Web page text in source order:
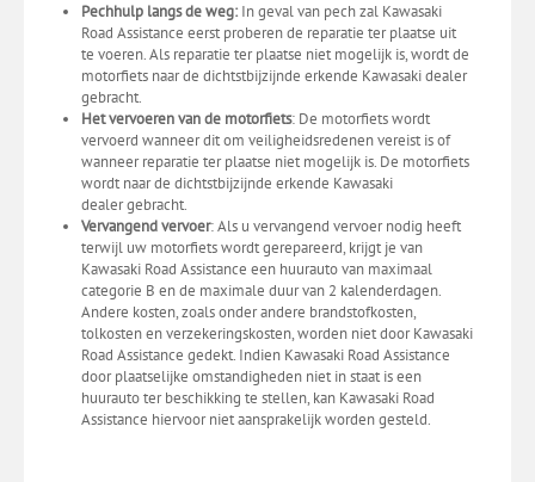
Pechhulp langs de weg: In geval van pech zal Kawasaki
Road Assistance eerst proberen de reparatie ter plaatse uit
te voeren. Als reparatie ter plaatse niet mogelijk is, wordt de
motorfiets naar de dichtstbijzijnde erkende Kawasaki dealer
gebracht.
Het vervoeren van de motorfiets: De motorfiets wordt
vervoerd wanneer dit om veiligheidsredenen vereist is of
wanneer reparatie ter plaatse niet mogelijk is. De motorfiets
wordt naar de dichtstbijzijnde erkende Kawasaki
dealer gebracht.
Vervangend vervoer: Als u vervangend vervoer nodig heeft
terwijl uw motorfiets wordt gerepareerd, krijgt je van
Kawasaki Road Assistance een huurauto van maximaal
categorie B en de maximale duur van 2 kalenderdagen.
Andere kosten, zoals onder andere brandstofkosten,
tolkosten en verzekeringskosten, worden niet door Kawasaki
Road Assistance gedekt. Indien Kawasaki Road Assistance
door plaatselijke omstandigheden niet in staat is een
huurauto ter beschikking te stellen, kan Kawasaki Road
Assistance hiervoor niet aansprakelijk worden gesteld.